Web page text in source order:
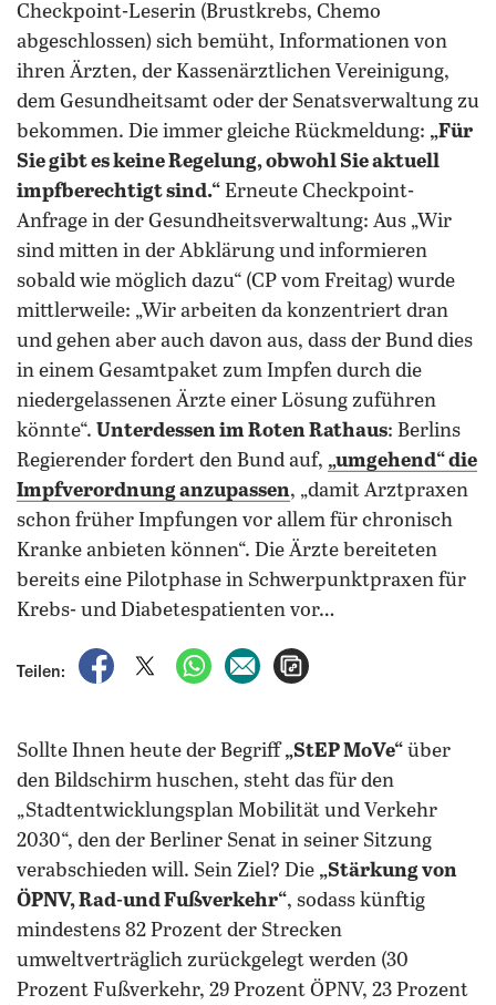
Checkpoint-Leserin (Brustkrebs, Chemo
abgeschlossen) sich bemüht, Informationen von
ihren Ärzten, der Kassenärztlichen Vereinigung,
dem Gesundheitsamt oder der Senatsverwaltung zu
bekommen. Die immer gleiche Rückmeldung: „Für
Sie gibt es keine Regelung, obwohl Sie aktuell
impfberechtigt sind.“ Erneute Checkpoint-
Anfrage in der Gesundheitsverwaltung: Aus „Wir
sind mitten in der Abklärung und informieren
sobald wie möglich dazu“ (CP vom Freitag) wurde
mittlerweile: „Wir arbeiten da konzentriert dran
und gehen aber auch davon aus, dass der Bund dies
in einem Gesamtpaket zum Impfen durch die
niedergelassenen Ärzte einer Lösung zuführen
könnte“. Unterdessen im Roten Rathaus: Berlins
Regierender fordert den Bund auf, „umgehend“ die
Impfverordnung anzupassen, „damit Arztpraxen
schon früher Impfungen vor allem für chronisch
Kranke anbieten können“. Die Ärzte bereiteten
bereits eine Pilotphase in Schwerpunktpraxen für
Krebs- und Diabetespatienten vor…
Teilen:
auf Facebook teilen
auf X teilenper WhatsApp teilen
per E-Mail teilen
Sollte Ihnen heute der Begriff„StEP MoVe“ über
den Bildschirm huschen, steht das für den
„Stadtentwicklungsplan Mobilität und Verkehr
2030“, den der Berliner Senat in seiner Sitzung
verabschieden will. Sein Ziel? Die „Stärkung von
ÖPNV, Rad-und Fußverkehr“, sodass künftig
mindestens 82 Prozent der Strecken
umweltverträglich zurückgelegt werden (30
Prozent Fußverkehr, 29 Prozent ÖPNV, 23 Prozent